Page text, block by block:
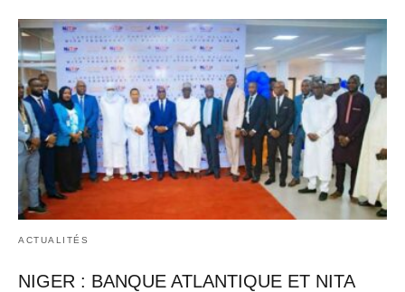
ACTUALITÉS
NIGER : BANQUE ATLANTIQUE ET NITA